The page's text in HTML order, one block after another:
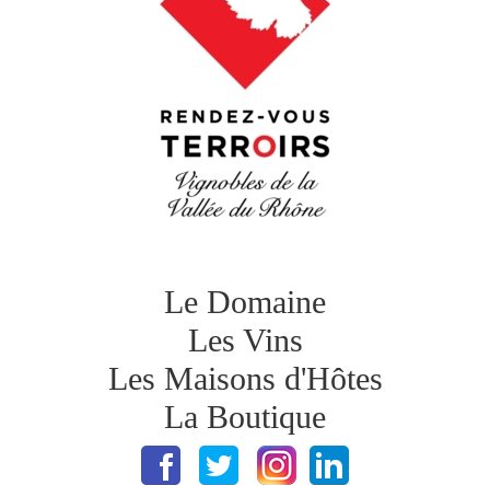
Le Domaine
Les Vins
Les Maisons d'Hôtes
La Boutique